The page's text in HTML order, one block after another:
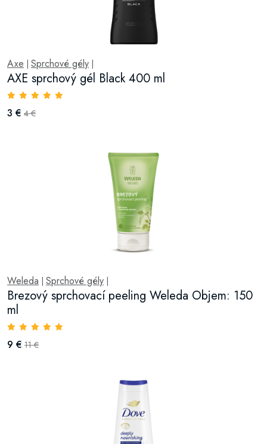
Axe | Sprchové gély |
AXE sprchový gél Black 400 ml
3 € 4 €
Weleda | Sprchové gély |
Brezový sprchovací peeling Weleda Objem: 150
ml
9 € 11 €